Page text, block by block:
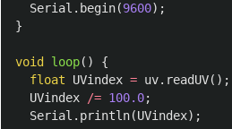
Serial . begin(9600);
}
void loop()
{
float
UVindex = uv. readUV();
UVindex
/= 100.0;
Serial . println(UVindex);